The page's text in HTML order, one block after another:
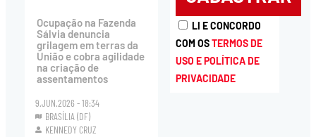
Ocupação na Fazenda
Sálvia denuncia
grilagem em terras da
União e cobra agilidade
na criação de
assentamentos
9.JUN.2026 - 18:34
BRASÍLIA (DF)
KENNEDY CRUZ
LI E CONCORDO
COM OSTERMOS DE
USO E POLÍTICA DE
PRIVACIDADE